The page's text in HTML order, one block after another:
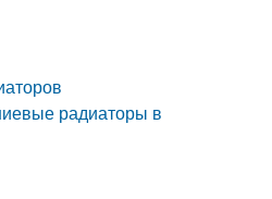
радиаторы в